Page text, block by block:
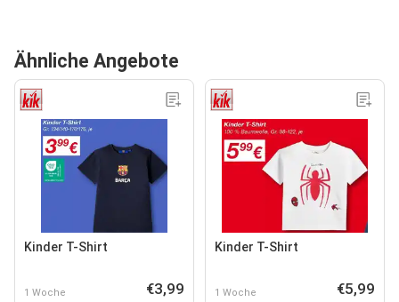
Ähnliche Angebote
Kinder T-Shirt
1 Woche €3,99
Kinder T-Shirt
1 Woche €5,99